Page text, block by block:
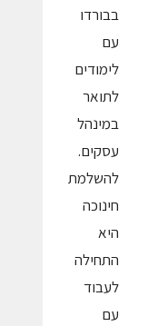
בבורדו
עם
לימודים
לתואר
במינהל
עסקים.
להשלמת
חינוכה
היא
התחילה
לעבוד
עם